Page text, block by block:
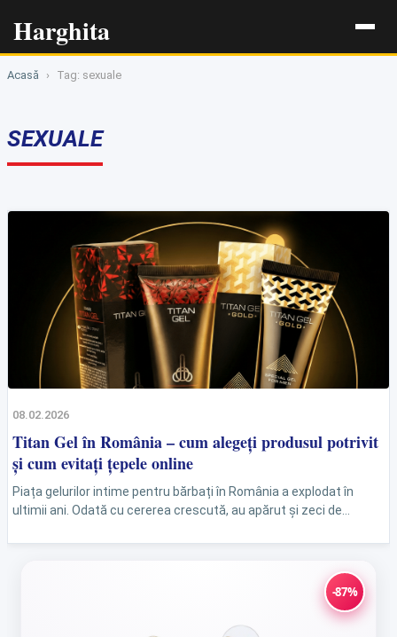
Harghita
Acasă › Tag: sexuale
SEXUALE
08.02.2026
Titan Gel în România – cum alegeți produsul potrivit
și cum evitați țepele online
Piața gelurilor intime pentru bărbați în România a explodat în
ultimii ani. Odată cu cererea crescută, au apărut și zeci de
-87%